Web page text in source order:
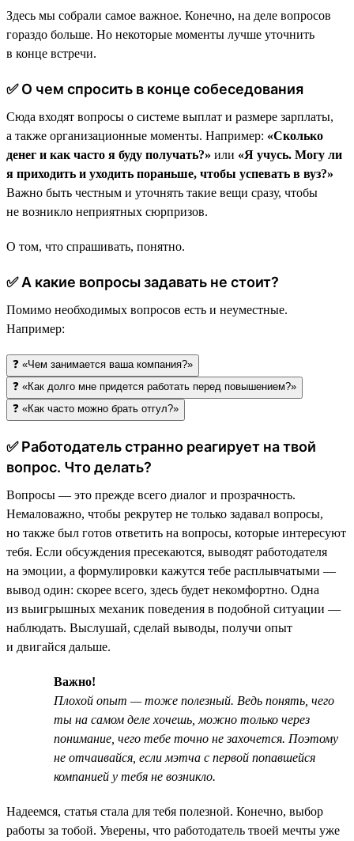
Здесь мы собрали самое важное. Конечно, на деле вопросов
гораздо больше. Но некоторые моменты лучше уточнить
в конце встречи.
✅ О чем спросить в конце собеседования
Сюда входят вопросы о системе выплат и размере зарплаты,
а также организационные моменты. Например: «Сколько
денег и как часто я буду получать?» или «Я учусь. Могу ли
я приходить и уходить пораньше, чтобы успевать в вуз?»
Важно быть честным и уточнять такие вещи сразу, чтобы
не возникло неприятных сюрпризов.
О том, что спрашивать, понятно.
✅ А какие вопросы задавать не стоит?
Помимо необходимых вопросов есть и неуместные.
Например:
❓ «Чем занимается ваша компания?»
❓ «Как долго мне придется работать перед повышением?»
❓ «Как часто можно брать отгул?»
✅ Работодатель странно реагирует на твой
вопрос. Что делать?
Вопросы — это прежде всего диалог и прозрачность.
Немаловажно, чтобы рекрутер не только задавал вопросы,
но также был готов ответить на вопросы, которые интересуют
тебя. Если обсуждения пресекаются, выводят работодателя
на эмоции, а формулировки кажутся тебе расплывчатыми —
вывод один: скорее всего, здесь будет некомфортно. Одна
из выигрышных механик поведения в подобной ситуации —
наблюдать. Выслушай, сделай выводы, получи опыт
и двигайся дальше.
Важно!
Плохой опыт — тоже полезный. Ведь понять, чего
ты на самом деле хочешь, можно только через
понимание, чего тебе точно не захочется. Поэтому
не отчаивайся, если мэтча с первой попавшейся
компанией у тебя не возникло.
Надеемся, статья стала для тебя полезной. Конечно, выбор
работы за тобой. Уверены, что работодатель твоей мечты уже